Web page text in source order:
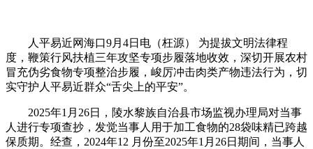
人平易近网海口9月4日电（枉源） 为提拔文明法律程
度，鞭策行风扶植三年攻坚专项步履落地收效，深切开展农村
冒充伪劣食物专项整治步履，峻厉冲击肉类产物违法行为，切
实守护人平易近群众“舌尖上的平安”。
2025年1月26日，陵水黎族自治县市场监视办理局对当事
人进行专项查抄，发觉当事人用于加工食物的28袋味精已跨越
保质期。经查，2024年12 月份至2025年1月26日期间，当事人